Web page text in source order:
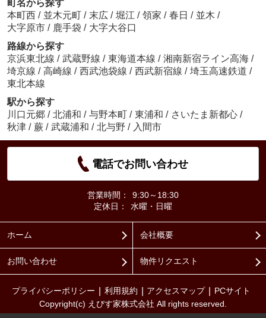
町名から探す
本町西 / 並木元町 / 末広 / 堀江 / 領家 / 春日 / 並木 /
大字原市 / 鹿手袋 / 大字大谷口
路線から探す
京浜東北線 / 武蔵野線 / 東海道本線 / 湘南新宿ライン高海 /
埼京線 / 高崎線 / 西武池袋線 / 西武新宿線 / 埼玉高速鉄道 /
東北本線
駅から探す
川口元郷 / 北浦和 / 与野本町 / 東浦和 / さいたま新都心 /
秋津 / 蕨 / 武蔵浦和 / 北与野 / 入間市
電話でお問い合わせ
営業時間：
9:30～18:30
定休日：
水曜・日曜
ホーム 会社概要
お問い合わせ 物件リクエスト
プライバシーポリシー 利用規約 アクセスマップ
PCサイト
Copyright(c) えびす家株式会社 All rights reserved.